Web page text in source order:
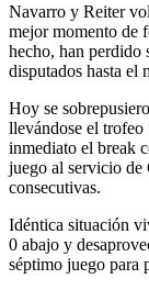
Navarro y Reiter
mejor momento de
hecho, han perdido
disputados hasta el
Hoy se
llevándose el trofeo
inmediato el break
juego al servicio de
consecutivas.
Idéntica situación
0 abajo y
séptimo juego para